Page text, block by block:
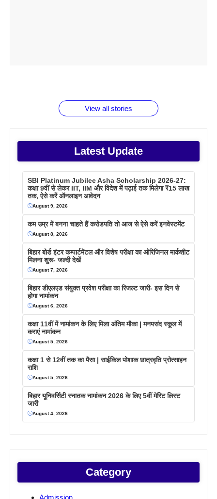
View all stories
Latest Update
SBI Platinum Jubilee Asha Scholarship 2026-27:
कक्षा 9वीं से लेकर IIT, IIM और विदेश में पढ़ाई तक मिलेगा ₹15 लाख
तक, ऐसे करें ऑनलाइन आवेदन
August 9, 2026
कम उम्र में बनना चाहते हैं करोडपति तो आज से ऐसे करें इनवेस्टमेंट
August 8, 2026
बिहार बोर्ड इंटर कम्पार्टमेंटल और विशेष परीक्षा का ओरिजिनल मार्कशीट
मिलना शुरू- जल्दी देखें
August 7, 2026
बिहार डीएलएड संयुक्त प्रवेश परीक्षा का रिजल्ट जारी- इस दिन से
होगा नामांकन
August 6, 2026
कक्षा 11वीं में नामांकन के लिए मिला अंतिम मौका | मनपसंद स्कूल में
कराएं नामांकन
August 5, 2026
कक्षा 1 से 12वीं तक का पैसा | साईकिल पोशाक छात्रवृति प्रोत्साहन
राशि
August 5, 2026
बिहार यूनिवर्सिटी स्नातक नामांकन 2026 के लिए 5वीं मेरिट लिस्ट
जारी
August 4, 2026
Category
Admission